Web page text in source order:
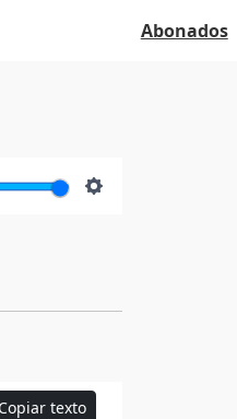
Abonados
Copiar texto